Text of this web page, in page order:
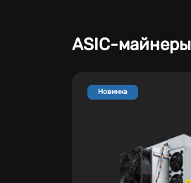
ASIC-майнеры
Новинка